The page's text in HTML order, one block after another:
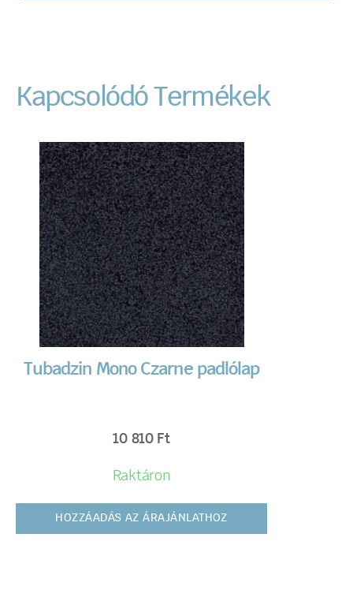
Kapcsolódó Termékek
Tubadzin Mono Czarne padlólap
10 810 Ft
Raktáron
HOZZÁADÁS AZ ÁRAJÁNLATHOZ